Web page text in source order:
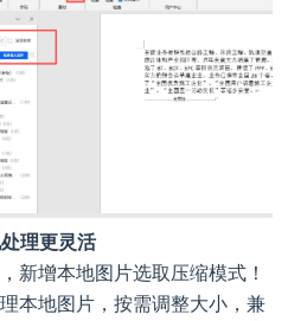
理更灵活
新增本地图片选取压缩模式！
本地图片，按需调整大小，兼